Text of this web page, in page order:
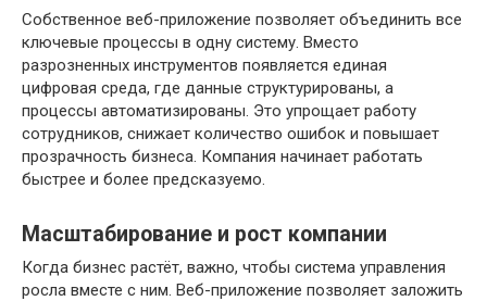
Собственное веб-приложение позволяет объединить все
ключевые процессы в одну систему. Вместо
разрозненных инструментов появляется единая
цифровая среда, где данные структурированы, а
процессы автоматизированы. Это упрощает работу
сотрудников, снижает количество ошибок и повышает
прозрачность бизнеса. Компания начинает работать
быстрее и более предсказуемо.
Масштабирование и рост компании
Когда бизнес растёт, важно, чтобы система управления
росла вместе с ним. Веб-приложение позволяет заложить